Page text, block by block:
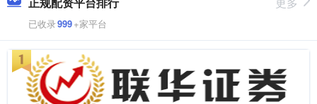
已收录999+家平台